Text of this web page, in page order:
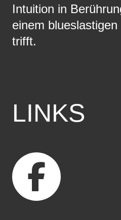
Intuition in
einem
trifft.
LINKS